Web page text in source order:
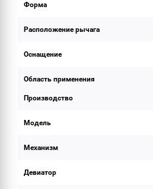
Форма
Расположение рычага
Оснащение
Область применения
Производство
Модель
Механизм
Девиатор